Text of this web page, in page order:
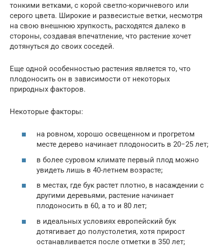
тонкими ветками, с корой светло-коричневого или
серого цвета. Широкие и развесистые ветки, несмотря
на свою внешнюю хрупкость, расходятся далеко в
стороны, создавая впечатление, что растение хочет
дотянуться до своих соседей.
Еще одной особенностью растения является то, что
плодоносить он в зависимости от некоторых
природных факторов.
Некоторые факторы:
на ровном, хорошо освещенном и прогретом
месте дерево начинает плодоносить в 20−25 лет;
в более суровом климате первый плод можно
увидеть лишь в 40-летнем возрасте;
в местах, где бук растет плотно, в насаждении с
другими деревьями, растение начинает
плодоносить в 60, а то и 80 лет;
в идеальных условиях европейский бук
дотягивает до полустолетия, хотя прирост
останавливается после отметки в 350 лет;